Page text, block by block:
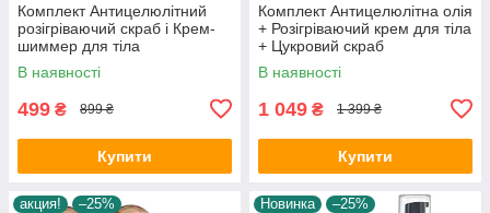
Комплект Антицелюлітний
розігріваючий скраб і Крем-
шиммер для тіла
В наявності
499 ₴ 899 ₴
Купити
Комплект Антицелюлітна олія
+ Розігріваючий крем для тіла
+ Цукровий скраб
В наявності
1 049 ₴ 1 399 ₴
Купити
акция! –25% Новинка –25%